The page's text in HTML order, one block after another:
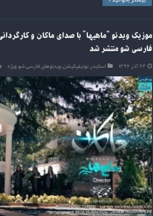
موزیک ویدئو “ماهیها” با صدای ماکان و
فارسی شو منتشر شد
۲۴ آذر ۱۳۹۶ اسلایدر,نوتیفیکیشن,ویدئوهای فارسی شو,ویژه